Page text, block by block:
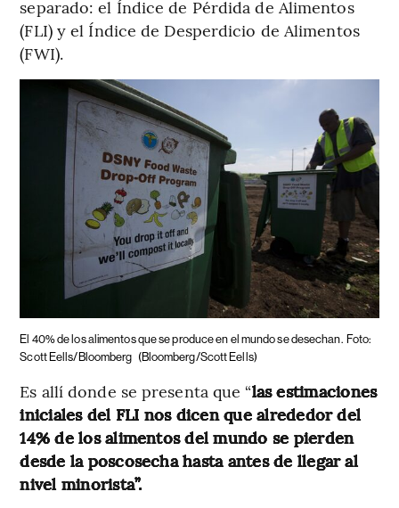
separado: el Índice de Pérdida de Alimentos
(FLI) y el Índice de Desperdicio de Alimentos
(FWI).
El 40% de los alimentos que se produce en el mundo se desechan. Foto:
Scott Eells/Bloomberg (Bloomberg/Scott Eells)
Es allí donde se presenta que “las estimaciones
iniciales del FLI nos dicen que alrededor del
14% de los alimentos del mundo se pierden
desde la poscosecha hasta antes de llegar al
nivel minorista”.